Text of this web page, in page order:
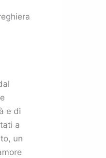
e di
a
un